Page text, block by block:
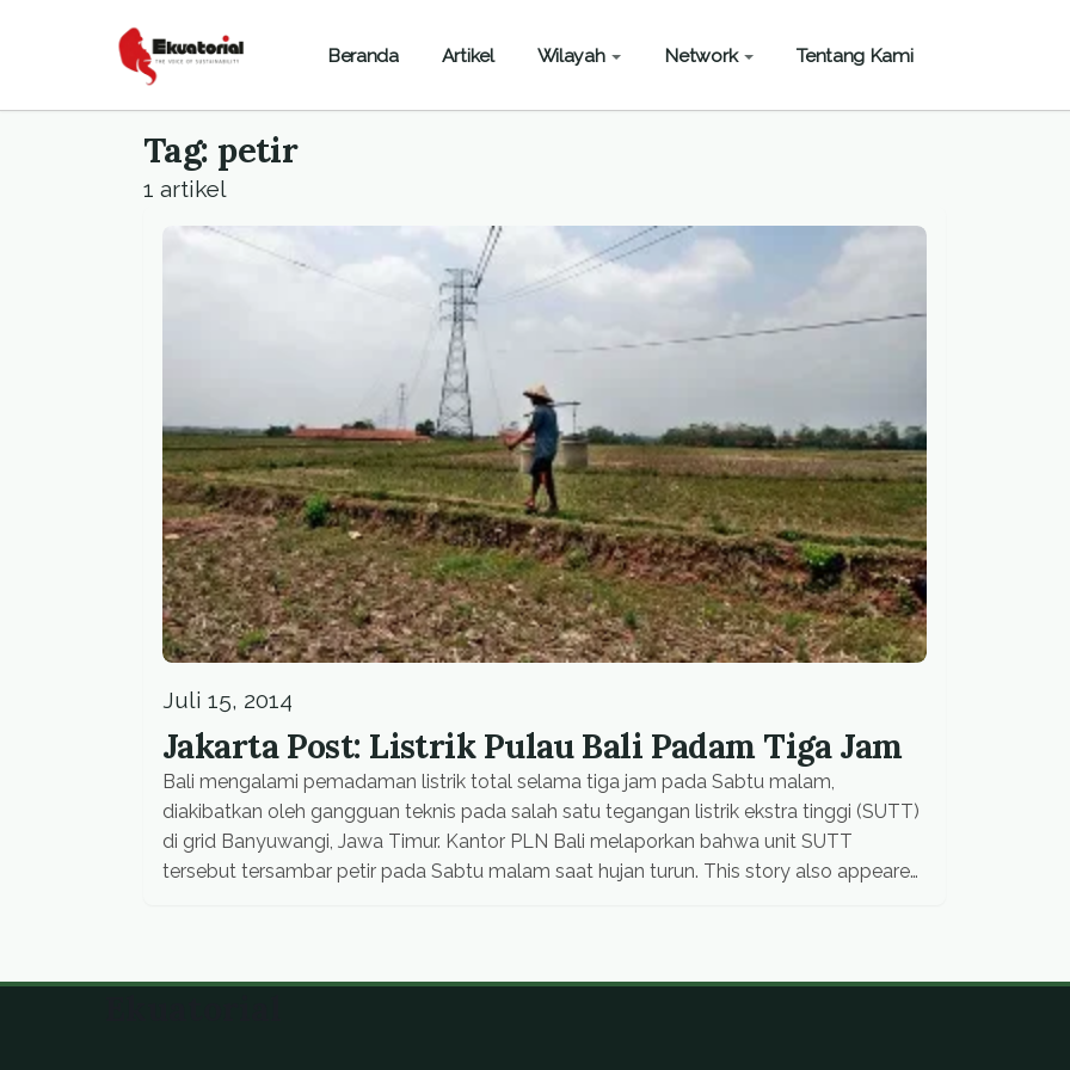
Beranda Artikel Wilayah Network Tentang Kami
Tag: petir
1 artikel
Juli 15, 2014
Jakarta Post: Listrik Pulau Bali Padam Tiga Jam
Bali mengalami pemadaman listrik total selama tiga jam pada Sabtu malam,
diakibatkan oleh gangguan teknis pada salah satu tegangan listrik ekstra tinggi (SUTT)
di grid Banyuwangi, Jawa Timur. Kantor PLN Bali melaporkan bahwa unit SUTT
tersebut tersambar petir pada Sabtu malam saat hujan turun. This story also appeared